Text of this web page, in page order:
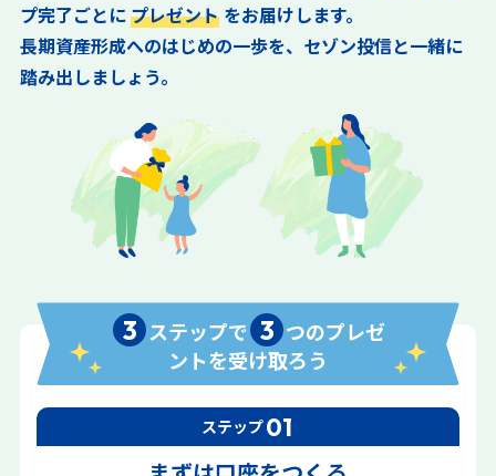
プ完了ごとにプレゼントをお届けします。
長期資産形成へのはじめの一歩を、セゾン投信と一緒に
踏み出しましょう。
3 ステップで 3 つのプレゼ
ントを受け取ろう
ステップ01